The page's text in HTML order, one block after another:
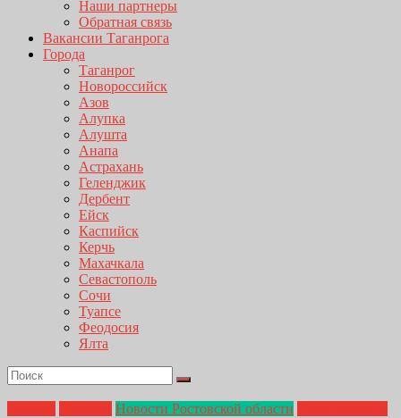
Наши партнеры
Обратная связь
Вакансии Таганрога
Города
Таганрог
Новороссийск
Азов
Алупка
Алушта
Анапа
Астрахань
Геленджик
Дербент
Ейск
Каспийск
Керчь
Махачкала
Севастополь
Сочи
Туапсе
Феодосия
Ялта
Новости Ростовской области